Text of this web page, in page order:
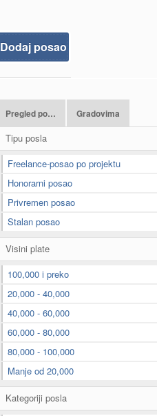
Dodaj posao
Pregled po… Gradovima
Tipu posla
Freelance-posao po projektu
Honorarni posao
Privremen posao
Stalan posao
Visini plate
100,000 i preko
20,000 - 40,000
40,000 - 60,000
60,000 - 80,000
80,000 - 100,000
Manje od 20,000
Kategoriji posla